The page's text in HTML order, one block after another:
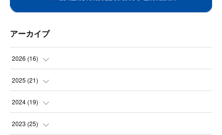
アーカイブ
2026 (16)
(2
(2
(1
2025 (21)
(3
(2
2024 (19)
(2
2023 (25)